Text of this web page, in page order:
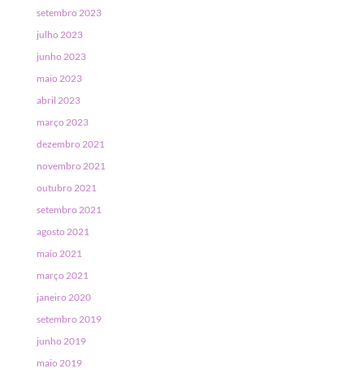
setembro 2023
julho 2023
junho 2023
maio 2023
abril 2023
março 2023
dezembro 2021
novembro 2021
outubro 2021
setembro 2021
agosto 2021
maio 2021
março 2021
janeiro 2020
setembro 2019
junho 2019
maio 2019